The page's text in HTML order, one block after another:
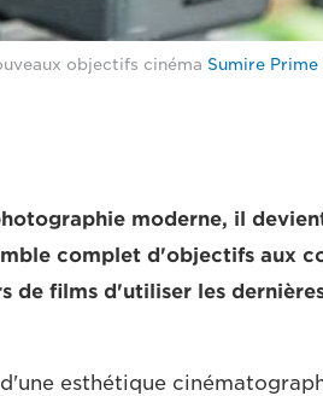
objectifs cinéma Sumire Prime
moderne, il
complet d'objectifs aux
de films d'utiliser les
esthétique